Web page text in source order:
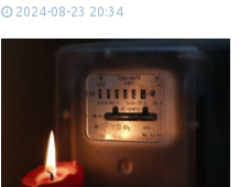
2024-08-23 20:34